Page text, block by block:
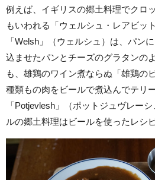
例えば、イギリスの郷土料理でクロ
もいわれる「ウェルシュ・レアビッ
「Welsh」（ウェルシュ）は、パン
込ませたパンとチーズのグラタンの
も、雄鶏のワイン煮ならぬ「雄鶏の
種類もの肉をビールで煮込んでテリ
「Potjevlesh」（ポットジュヴレー
ルの郷土料理はビールを使ったレシ